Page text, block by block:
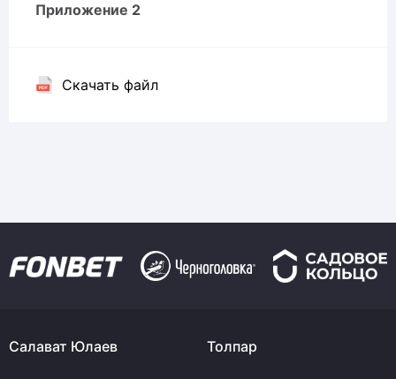
Приложение 2
Скачать файл
Салават Юлаев Толпар